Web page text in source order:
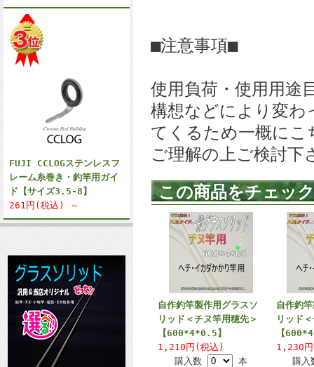
FUJI CCLOGステンレスフ
レーム糸巻き・釣竿用ガイ
ド【サイズ3.5-8】
261円(税込) ～
■注意事項■
使用負荷・使用用途
構想などにより変わ
てくるため一概に
ご理解の上ご検討下
この商品をチェッ
自作釣竿製作用グラスソ
リッド＜チヌ竿用穂先＞
【600*4*0.5】
1,210円(税込)
購入数
本
自作釣
リッド
【
1,230
購